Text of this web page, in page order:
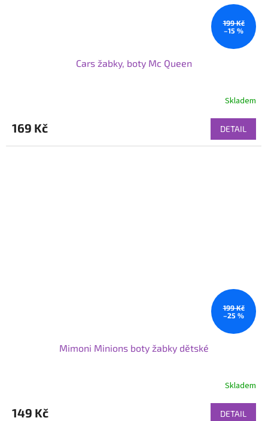
199 Kč
–15 %
Cars žabky, boty Mc Queen
Skladem
169 Kč DETAIL
199 Kč
–25 %
Mimoni Minions boty žabky dětské
Skladem
149 Kč DETAIL